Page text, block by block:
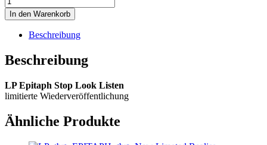
In den Warenkorb
Beschreibung
Beschreibung
LP Epitaph Stop Look Listen
limitierte Wiederveröffentlichung
Ähnliche Produkte